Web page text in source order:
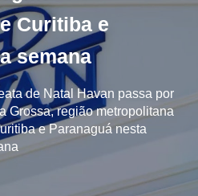
Curitiba e
semana
de Natal Havan passa por
Grossa, região metropolitana
e Paranaguá nesta